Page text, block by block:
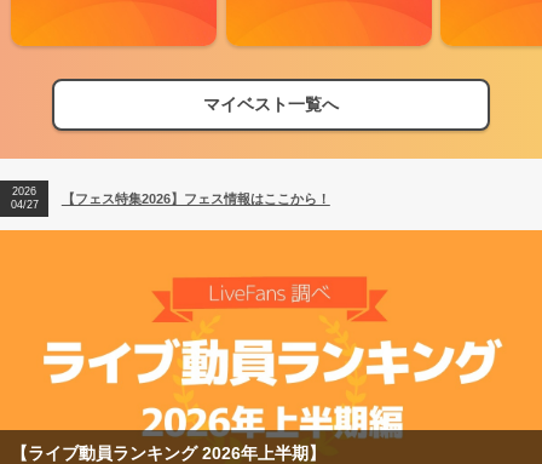
マイベスト一覧へ
【フェス特集2026】フェス情報はここから！
【ライブ動員ランキング】2026年上半期編発表！
2026
04/27
【フェス特集2026】フェス情報はここから！
2026
【ライブ動員ランキング 2026年上半期】